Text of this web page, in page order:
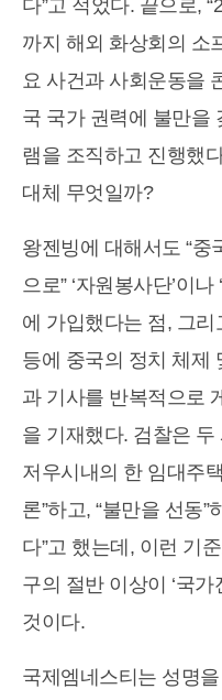
다”고 적었다. 끝으로,
까지 해외 화상회의 소
요 사건과 사회운동을
국 국가 권력에 불만을
램을 조직하고 진행했
대체 무엇일까?
왕젠빙에 대해서도 “중
으로” ‘자원봉사단’이나
에 가입했다는 점, 그리
등에 중국의 정치 체제
과 기사를 반복적으로
을 기재했다. 검찰은
저우시내의 한 임대주
론”하고, “불만을 선동
다”고 했는데, 이런 기
구의 절반 이상이 ‘국
것이다.
국제엠네스티는 성명